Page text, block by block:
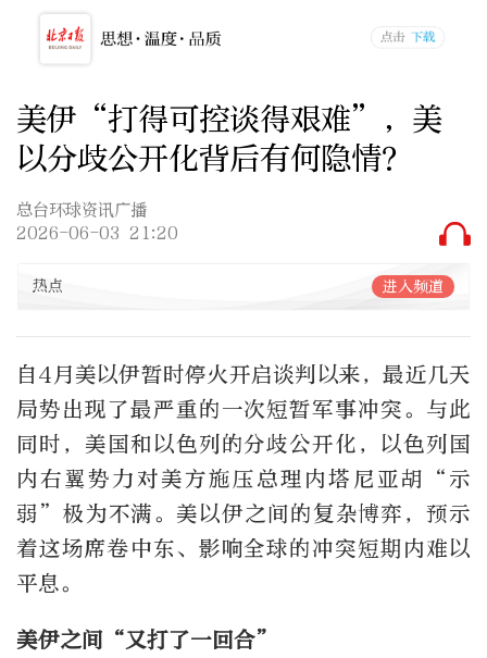
美伊“打得可控谈得艰难”，美
以分歧公开化背后有何隐情？
总台环球资讯广播
2026-06-03 21:20
热点 进入频道
自4月美以伊暂时停火开启谈判以来，最近几天
局势出现了最严重的一次短暂军事冲突。与此
同时，美国和以色列的分歧公开化，以色列国
内右翼势力对美方施压总理内塔尼亚胡“示
弱”极为不满。美以伊之间的复杂博弈，预示
着这场席卷中东、影响全球的冲突短期内难以
平息。
美伊之间“又打了一回合”